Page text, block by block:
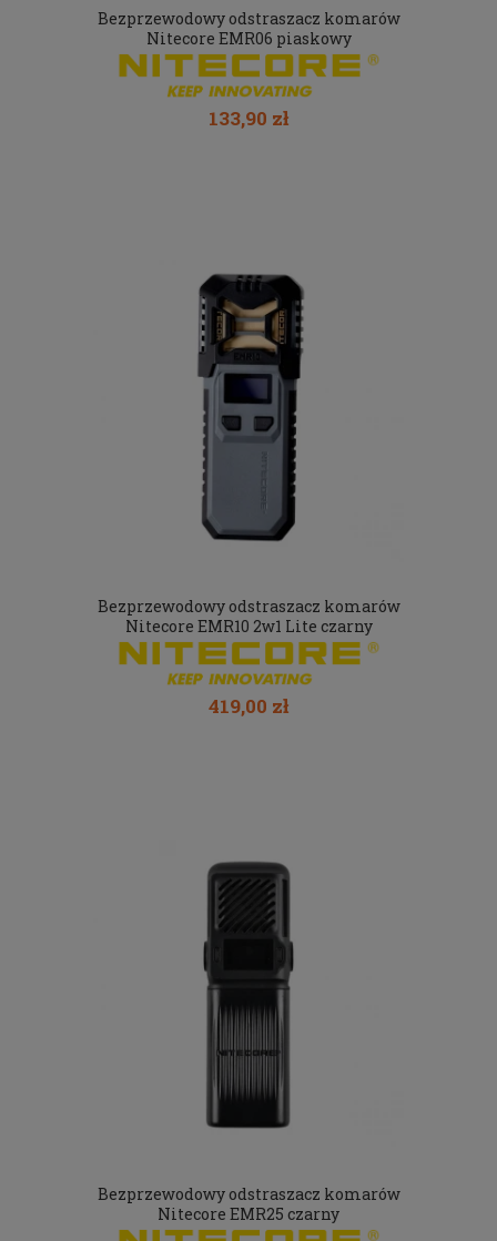
Bezprzewodowy odstraszacz komarów
Nitecore EMR06 piaskowy
133,90 zł
Bezprzewodowy odstraszacz komarów
Nitecore EMR10 2w1 Lite czarny
419,00 zł
Bezprzewodowy odstraszacz komarów
Nitecore EMR25 czarny